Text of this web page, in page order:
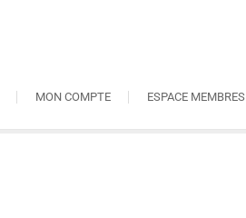
MON COMPTE ESPACE MEMBRES